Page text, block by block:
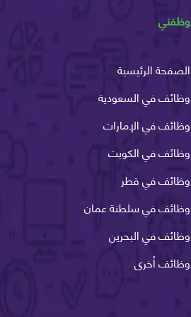
وظفني
الصفحة الرئيسية
وظائف في السعودية
وظائف في الإمارات
وظائف في الكويت
وظائف في قطر
وظائف في سلطنة عمان
وظائف في البحرين
وظائف أخرى